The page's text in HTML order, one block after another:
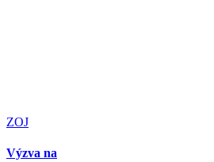
ZOJ
Výzva na